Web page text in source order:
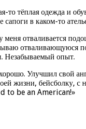
то тёплая одежда и
в каком-то
меня отваливается
отваливающуюся
Незабываемый опыт.
Улучшил свой
жизни, бейсболку,
to be an American!»